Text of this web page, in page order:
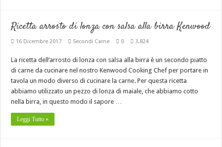
Ricetta arrosto di lonza con salsa alla birra Kenwood
16 Dicembre 2017 Secondi Carne 0 3,824
La ricetta dell’arrosto di lonza con salsa alla birra è un secondo piatto
di carne da cucinare nel nostro Kenwood Cooking Chef per portare in
tavola un modo diverso di cucinare la carne. Per questa ricetta
abbiamo utilizzato un pezzo di lonza di maiale, che abbiamo cotto
nella birra, in questo modo il sapore …
Leggi Tutto »